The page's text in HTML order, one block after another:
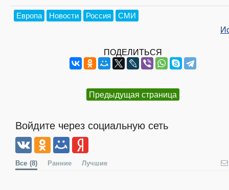
Европа Новости Россия СМИ
ПОДЕЛИТЬСЯ
Предыдущая страница
Войдите через социальную сеть
Все (8) Ранние Лучшие